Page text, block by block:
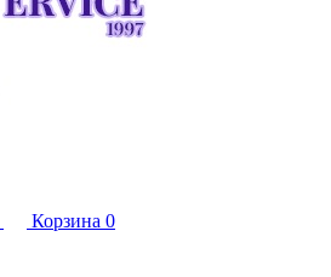
Корзина 0